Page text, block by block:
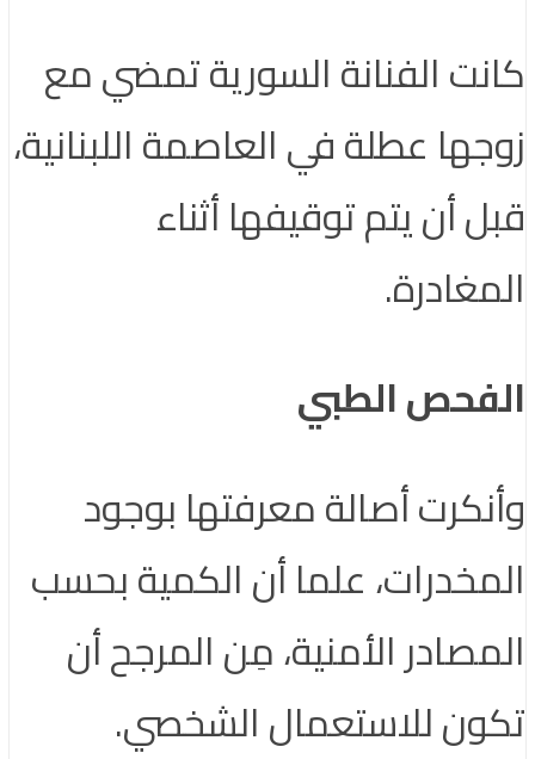
كانت الفنانة السورية تمضي مع
زوجها عطلة في العاصمة اللبنانية،
قبل أن يتم توقيفها أثناء
المغادرة.
الفحص الطبي
وأنكرت أصالة معرفتها بوجود
المخدرات، علما أن الكمية بحسب
المصادر الأمنية، مِن المرجح أن
تكون للاستعمال الشخصي.